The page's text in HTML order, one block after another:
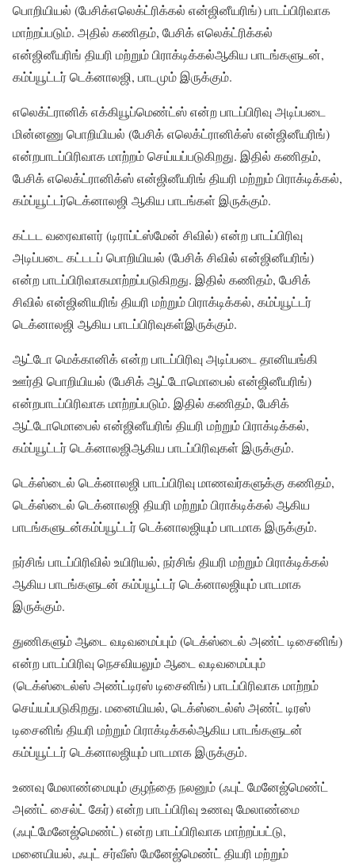
பொறியியல் (பேசிக்எலெக்ட்ரிக்கல் என்ஜினீயரிங்) பாடப்பிரிவாக
மாற்றப்படும். அதில் கணிதம், பேசிக் எலெக்ட்ரிக்கல்
என்ஜினீயரிங் தியரி மற்றும் பிராக்டிக்கல்ஆகிய பாடங்களுடன்,
கம்ப்யூட்டர் டெக்னாலஜி, பாடமும் இருக்கும்.
எலெக்ட்ரானிக் எக்கியூப்மெண்ட்ஸ் என்ற பாடப்பிரிவு அடிப்படை
மின்னணு பொறியியல் (பேசிக் எலெக்ட்ரானிக்ஸ் என்ஜினீயரிங்)
என்றபாடப்பிரிவாக மாற்றம் செய்யப்படுகிறது. இதில் கணிதம்,
பேசிக் எலெக்ட்ரானிக்ஸ் என்ஜினீயரிங் தியரி மற்றும் பிராக்டிக்கல்,
கம்ப்யூட்டர்டெக்னாலஜி ஆகிய பாடங்கள் இருக்கும்.
கட்டட வரைவாளர் (டிராப்ட்ஸ்மேன் சிவில்) என்ற பாடப்பிரிவு
அடிப்படை கட்டடப் பொறியியல் (பேசிக் சிவில் என்ஜினீயரிங்)
என்ற பாடப்பிரிவாகமாற்றப்படுகிறது. இதில் கணிதம், பேசிக்
சிவில் என்ஜினியரிங் தியரி மற்றும் பிராக்டிக்கல், கம்ப்யூட்டர்
டெக்னாலஜி ஆகிய பாடப்பிரிவுகள்இருக்கும்.
ஆட்டோ மெக்கானிக் என்ற பாடப்பிரிவு அடிப்படை தானியங்கி
ஊர்தி பொறியியல் (பேசிக் ஆட்டோமொபைல் என்ஜினீயரிங்)
என்றபாடப்பிரிவாக மாற்றப்படும். இதில் கணிதம், பேசிக்
ஆட்டோமொபைல் என்ஜினீயரிங் தியரி மற்றும் பிராக்டிக்கல்,
கம்ப்யூட்டர் டெக்னாலஜிஆகிய பாடப்பிரிவுகள் இருக்கும்.
டெக்ஸ்டைல் டெக்னாலஜி பாடப்பிரிவு மாணவர்களுக்கு கணிதம்,
டெக்ஸ்டைல் டெக்னாலஜி தியரி மற்றும் பிராக்டிக்கல் ஆகிய
பாடங்களுடன்கம்ப்யூட்டர் டெக்னாலஜியும் பாடமாக இருக்கும்.
நர்சிங் பாடப்பிரிவில் உயிரியல், நர்சிங் தியரி மற்றும் பிராக்டிக்கல்
ஆகிய பாடங்களுடன் கம்ப்யூட்டர் டெக்னாலஜியும் பாடமாக
இருக்கும்.
துணிகளும் ஆடை வடிவமைப்பும் (டெக்ஸ்டைல் அண்ட் டிசைனிங்)
என்ற பாடப்பிரிவு நெசவியலும் ஆடை வடிவமைப்பும்
(டெக்ஸ்டைல்ஸ் அண்ட்டிரஸ் டிசைனிங்) பாடப்பிரிவாக மாற்றம்
செய்யப்படுகிறது. மனையியல், டெக்ஸ்டைல்ஸ் அண்ட் டிரஸ்
டிசைனிங் தியரி மற்றும் பிராக்டிக்கல்ஆகிய பாடங்களுடன்
கம்ப்யூட்டர் டெக்னாலஜியும் பாடமாக இருக்கும்.
உணவு மேலாண்மையும் குழந்தை நலனும் (ஃபுட் மேனேஜ்மெண்ட்
அண்ட் சைல்ட் கேர்) என்ற பாடப்பிரிவு உணவு மேலாண்மை
(ஃபுட்மேனேஜ்மெண்ட்) என்ற பாடப்பிரிவாக மாற்றப்பட்டு,
மனையியல், ஃபுட் சர்வீஸ் மேனேஜ்மெண்ட் தியரி மற்றும்